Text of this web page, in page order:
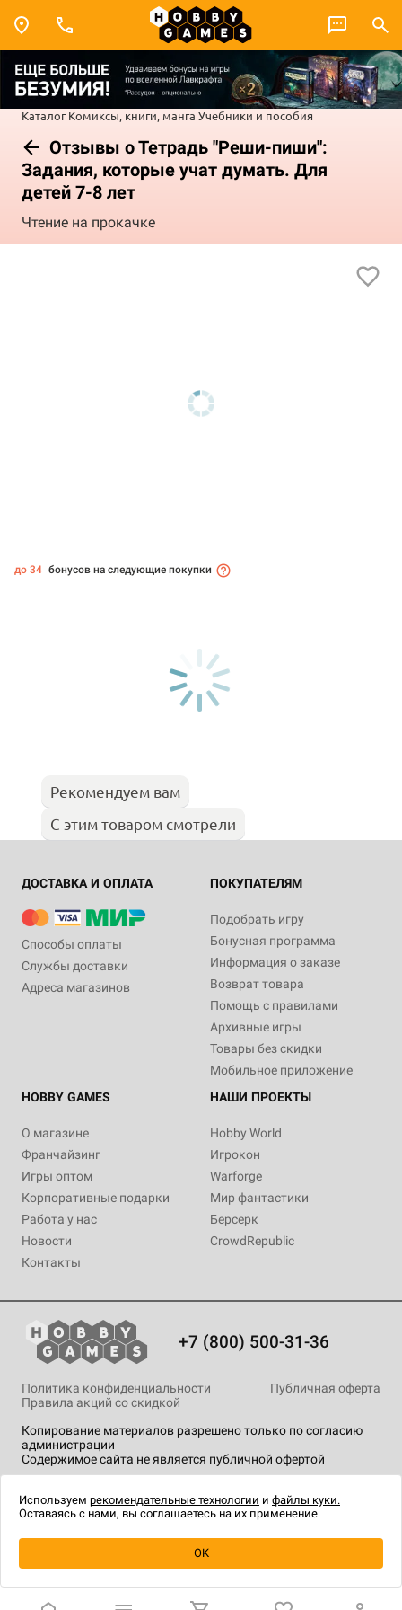
Каталог Комиксы, книги, манга Учебники и пособия
Отзывы о Тетрадь "Реши-пиши":
Задания, которые учат думать. Для
детей 7-8 лет
Чтение на прокачке
Уведомить о наличии
до 34 бонусов на следующие покупки
Рекомендуем вам
С этим товаром смотрели
ДОСТАВКА И ОПЛАТА
Способы оплаты
Службы доставки
Адреса магазинов
ПОКУПАТЕЛЯМ
Подобрать игру
Бонусная программа
Информация о заказе
Возврат товара
Помощь с правилами
Архивные игры
Товары без скидки
Мобильное приложение
HOBBY GAMES
О магазине
Франчайзинг
Игры оптом
Корпоративные подарки
Работа у нас
Новости
Контакты
НАШИ ПРОЕКТЫ
Hobby World
Игрокон
Warforge
Мир фантастики
Берсерк
CrowdRepublic
+7 (800) 500-31-36
Копирование материалов разрешено только по согласию
администрации
Содержимое сайта не является публичной офертой
Политика конфиденциальности
Публичная оферта
Правила акций со скидкой
технологии.
Используем рекомендательные технологии и файлы куки.
Оставаясь с нами, вы соглашаетесь на их применение
OK